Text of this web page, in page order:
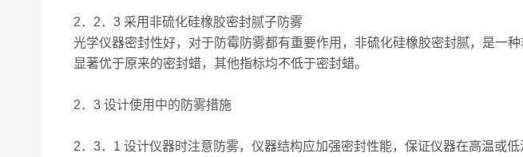
2．2．3 采用非硫化硅橡胶密封腻子防雾
光学仪器密封性好，对于防霉防雾都有重要作用，非硫化硅橡胶密封腻，是一
显著优于原来的密封蜡，其他指标均不低于密封蜡。
2．3 设计使用中的防雾措施
2．3．1 设计仪器时注意防雾，仪器结构应加强密封性能，保证仪器在高温或